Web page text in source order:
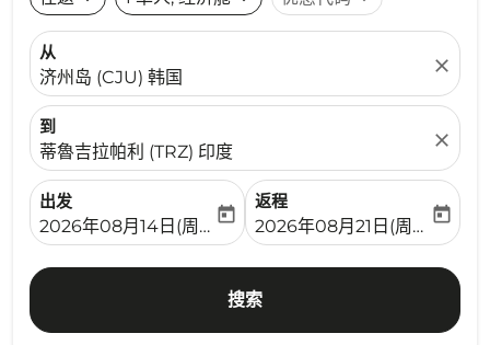
从
济州岛 (CJU) 韩国
close
到
蒂魯吉拉帕利 (TRZ) 印度
close
出发
fc-booking-departure-date-aria-label
2026年08月14日(周五)
today
返程
fc-booking-return-date-
2026年08月21日(周五)
today
搜索